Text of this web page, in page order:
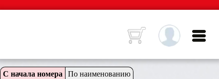
С начала номера По наименованию